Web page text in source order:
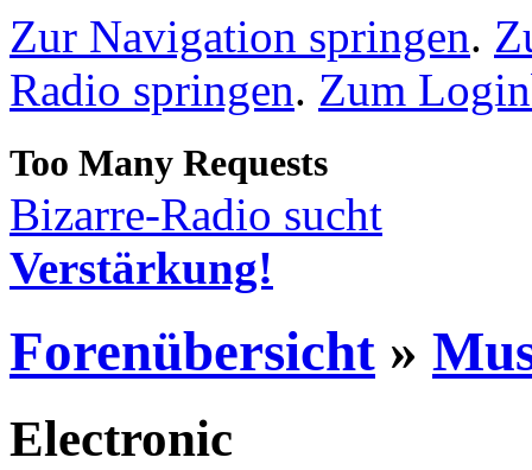
Zur Navigation springen.
Radio springen. Zum
Bizarre-Radio sucht
Verstärkung!
Forenübersicht »
Electronic